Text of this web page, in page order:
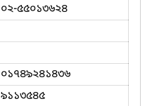
০২-৫৫০১৩৬২৪
০১৭৪৯২৪১৪৩৬
৯১১৩৫৪৫